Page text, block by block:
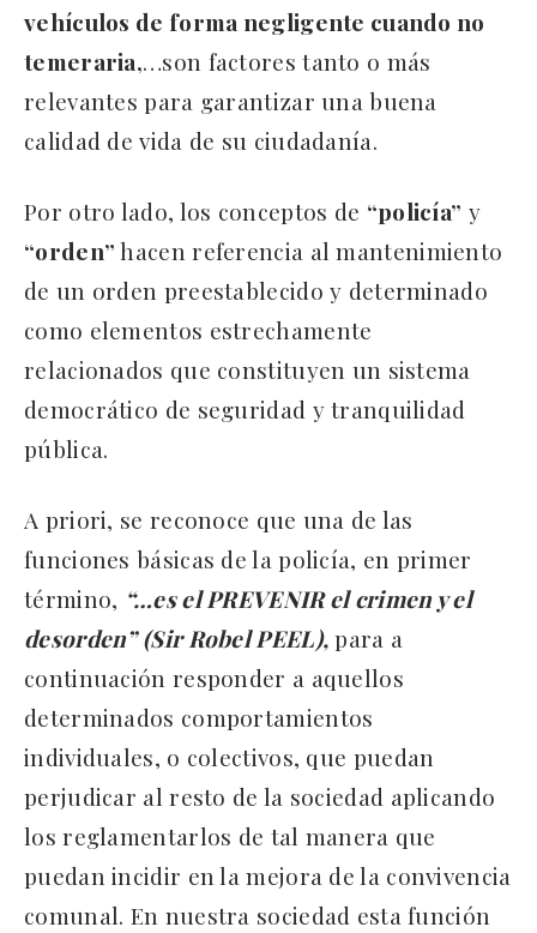
vehículos de forma negligente cuando no
temeraria,…son factores tanto o más
relevantes para garantizar una buena
calidad de vida de su ciudadanía.
Por otro lado, los conceptos de “policía” y
“orden”hacen referencia al mantenimiento
de un orden preestablecido y determinado
como elementos estrechamente
relacionados que constituyen un sistema
democrático de seguridad y tranquilidad
pública.
A priori, se reconoce que una de las
funciones básicas de la policía, en primer
término, “…es el PREVENIR el crimen y el
desorden” (Sir Robel PEEL),para a
continuación responder a aquellos
determinados comportamientos
individuales, o colectivos, que puedan
perjudicar al resto de la sociedad aplicando
los reglamentarlos de tal manera que
puedan incidir en la mejora de la convivencia
comunal. En nuestra sociedad esta función